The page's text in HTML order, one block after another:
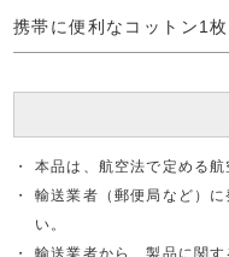
携帯に便利なコットン1
・ 本品は、航空法で定める
・
輸送業者（郵便局など）
い。
・
輸送業者から、製品に関